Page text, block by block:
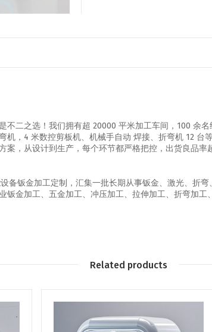
不二之选！我们拥有超 20000 平米加工车间，100 余
机，4 米数控剪板机、机械手自动 焊接、折弯机 12 台
案，从设计到生产，每个环节都严格把控，出货良品
备钣金加工定制，汇集一批长期从事钣金、激光、折
钣金加工、五金加工、冲压加工、拉伸加工、折弯加
Related products